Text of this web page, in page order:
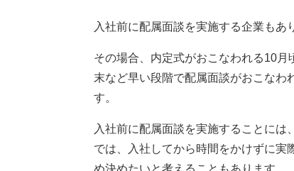
入社前に配属面談を実施する企業もあ
その場合、内定式がおこなわれる10
末など早い段階で配属面談がおこなわ
す。
入社前に配属面談を実施することに
では、入社してから時間をかけずに実
め決めたいと考えることもあります。